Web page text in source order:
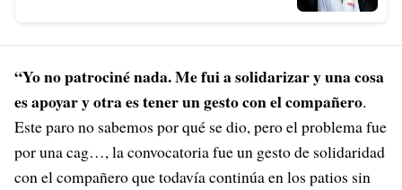
“Yo no patrociné nada. Me fui a solidarizar y una cosa
es apoyar y otra es tener un gesto con el compañero.
Este paro no sabemos por qué se dio, pero el problema fue
por una cag…, la convocatoria fue un gesto de solidaridad
con el compañero que todavía continúa en los patios sin